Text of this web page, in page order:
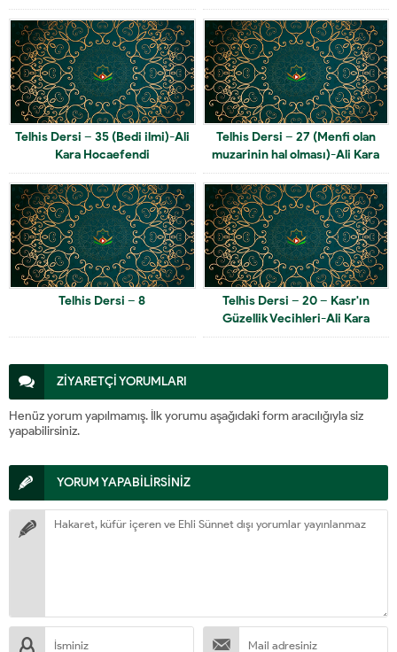
Telhis Dersi – 35 (Bedi ilmi)-Ali
Kara Hocaefendi
Telhis Dersi – 27 (Menfi olan
muzarinin hal olması)-Ali Kara
Hocaefendi
Telhis Dersi – 8
Telhis Dersi – 20 – Kasr'ın
Güzellik Vecihleri-Ali Kara
Hocaefendi
ZİYARETÇİ YORUMLARI
Henüz yorum yapılmamış. İlk yorumu aşağıdaki form aracılığıyla siz
yapabilirsiniz.
YORUM YAPABİLİRSİNİZ